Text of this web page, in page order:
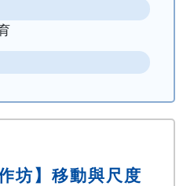
坊】移動與尺度